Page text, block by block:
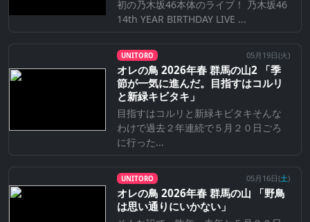
初の乃木坂46本体のライブ！ 乃木坂46
14th YEAR BIRTHDAY LIVE ...
UNITORO 05月19日(火)
オレの鳥 2026年春 群馬の山2 「季
節が一気に進んだ。目指すはコルリ
と新緑キビタキ」
目指すはコルリと新緑キビタキそんな
わけで過去２年連続で５月２０日ごろ
に行った...
UNITORO 05月16日(土)
オレの鳥 2026年春 群馬の山 「野鳥
は思い通りにいかない」